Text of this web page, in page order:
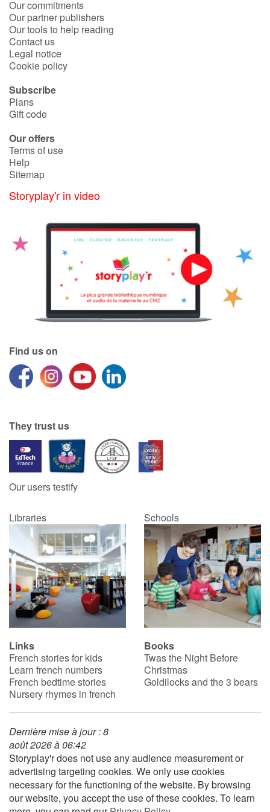
Our commitments
Our partner publishers
Our tools to help reading
Contact us
Legal notice
Cookie policy
Subscribe
Plans
Gift code
Our offers
Terms of use
Help
Sitemap
Storyplay'r in video
Find us on
They trust us
Our users testify
Libraries Schools
Links
French stories for kids
Learn french numbers
French bedtime stories
Nursery rhymes in french
Books
Twas the Night Before
Christmas
Goldilocks and the 3 bears
Dernière mise à jour : 8
août 2026 à 06:42
Storyplay'r does not use any audience measurement or
advertising targeting cookies. We only use cookies
necessary for the functioning of the website. By browsing
our website, you accept the use of these cookies. To learn